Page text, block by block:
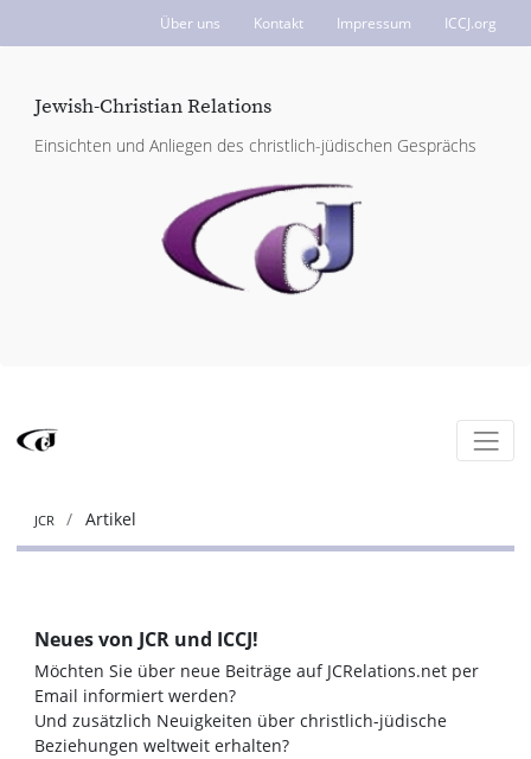
Über uns Kontakt Impressum ICCJ.org
Jewish-Christian Relations
Einsichten und Anliegen des christlich-jüdischen Gesprächs
JCR Artikel
Neues von JCR und ICCJ!
Möchten Sie über neue Beiträge auf JCRelations.net per
Email informiert werden?
Und zusätzlich Neuigkeiten über christlich-jüdische
Beziehungen weltweit erhalten?